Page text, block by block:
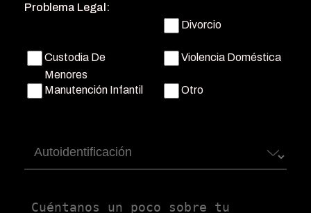
Problema Legal:
Divorcio
Custodia De
Menores
Violencia Doméstica
Manutención Infantil Otro
Autoidentificación
Untitled